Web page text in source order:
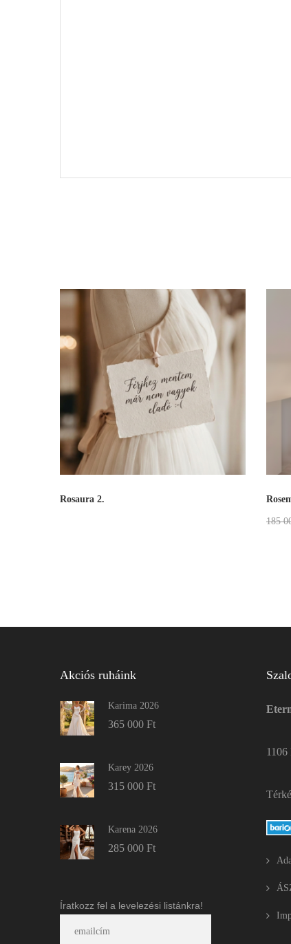
Rosaura 2.
185
Akciós ruháink
Karima 2026
365 000 Ft
Karey 2026
315 000 Ft
Karena 2026
285 000 Ft
Íratkozz fel a levelezési listánkra!
1106